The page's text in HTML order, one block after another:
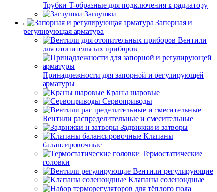
Трубки T-образные для подключения к радиатору
Заглушки
Запорная и
регулирующая арматура
Вентили
для отопительных приборов
Принадлежности для запорной и регулирующей
арматуры
Краны шаровые
Сервоприводы
Вентили распределительные и смесительные
Задвижки и затворы
Клапаны
балансировочные
Термостатические
головки
Вентили регулирующие
Клапаны соленоидные